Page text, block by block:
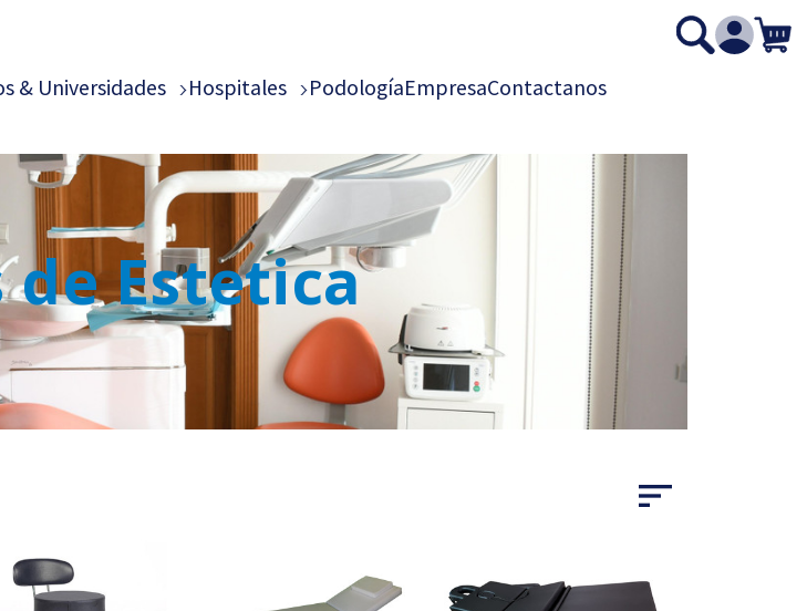
& Universidades Hospitales PodologíaEmpresaContactanos
de Estetica